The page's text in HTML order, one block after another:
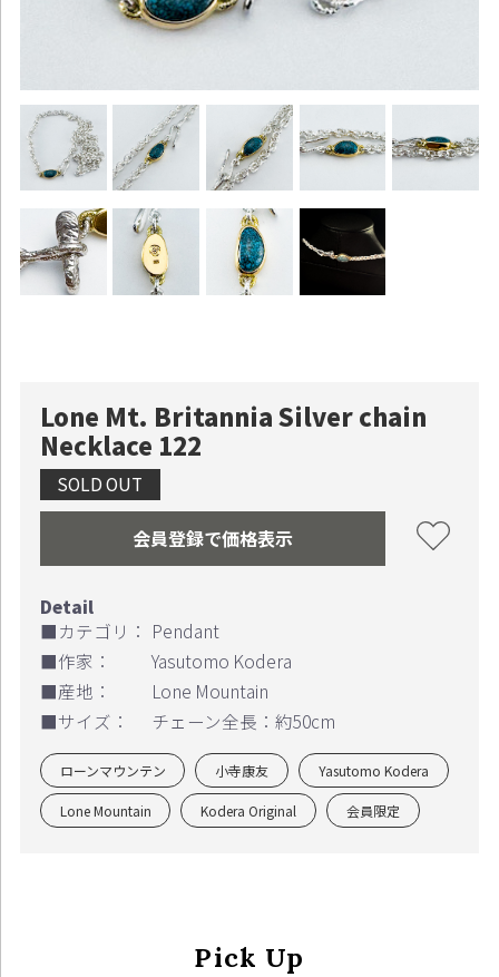
Lone Mt. Britannia Silver chain
Necklace 122
SOLD OUT
会員登録で価格表示
■カテゴリ： Pendant
■作家：
Yasutomo Kodera
■産地：
Lone Mountain
■サイズ：
チェーン全長：約50cm
ローンマウンテン 小寺康友 Yasutomo Kodera
Lone Mountain Kodera Original 会員限定
お買い物を続ける カートへ進む
Pick Up